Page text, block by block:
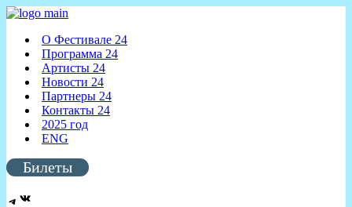
О Фестивале 24
Программа 24
Артисты 24
Новости 24
Партнеры 24
Контакты 24
2025 год
ENG
Билеты
Telegram
ВКонтакте